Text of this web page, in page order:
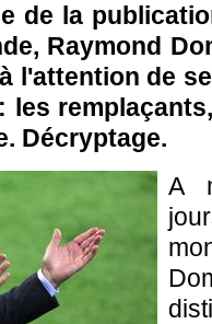
de la
Raymond
l'attention de
les
Décryptage.
A